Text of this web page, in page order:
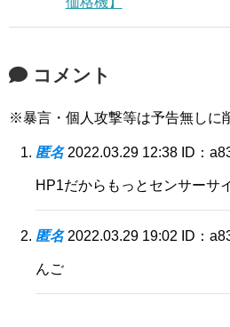
コメント
※暴言・個人攻撃等は予告無しに
匿名 2022.03.29 12:38 ID：
HP1だからもっとセンサーサ
匿名 2022.03.29 19:02 ID：
んご